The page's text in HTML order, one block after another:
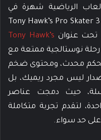
الرياضية شهرة في
التاريخ بإصدار جديد يجمع بين جزئي Tony Hawk’s Pro Skater 3
Tony Hawk’s
رحلة نوستالجية ممتعة مع
محدث، ومحتوى ضخم
ليس مجرد ريميك، بل
حيث دمجت عناصر
لتقدم تجربة متكاملة
على حد سواء.